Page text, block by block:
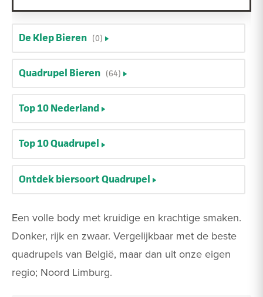
Een volle body met kruidige en krachtige smaken.
Donker, rijk en zwaar. Vergelijkbaar met de beste
quadrupels van België, maar dan uit onze eigen
regio; Noord Limburg.
De Klep Bieren (0)
Quadrupel Bieren (64)
Top 10 Nederland
Top 10 Quadrupel
Ontdek biersoort Quadrupel